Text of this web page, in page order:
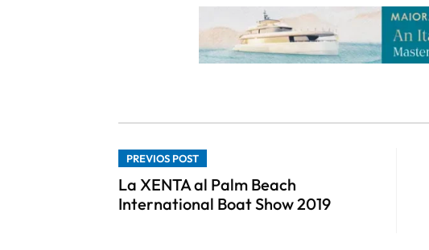
PREVIOS POST
La XENTA al Palm Beach
International Boat Show 2019